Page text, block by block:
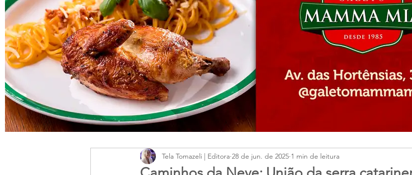
Tela Tomazeli | Editora 28 de jun. de 2025 1 min de leitura